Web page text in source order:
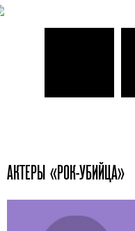
АКТЕРЫ «РОК-УБИЙЦА»